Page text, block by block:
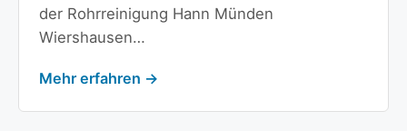
der Rohrreinigung Hann Münden
Wiershausen…
Mehr erfahren →